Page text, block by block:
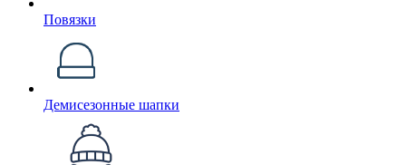
Повязки
Демисезонные шапки